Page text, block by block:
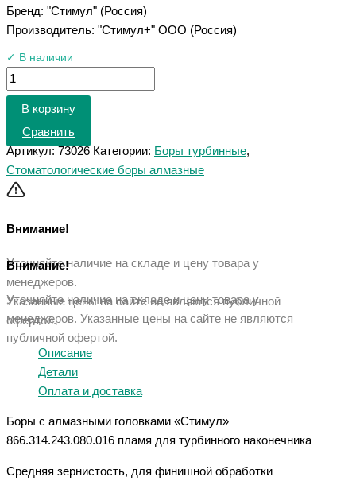
Бренд: "Стимул" (Россия)
Производитель: "Стимул+" ООО (Россия)
✓ В наличии
В корзину
Сравнить
Артикул:73026 Категории: Боры турбинные,
Стоматологические боры алмазные
Внимание!
Уточняйте наличие на складе и цену товара у
менеджеров.
Указанные цены на сайте не являются публичной
офертой.
Внимание!
Уточняйте наличие на складе и цену товара у
менеджеров. Указанные цены на сайте не являются
публичной офертой.
Описание
Детали
Оплата и доставка
Боры с алмазными головками «Стимул»
866.314.243.080.016 пламя для турбинного наконечника
Средняя зернистость, для финишной обработки